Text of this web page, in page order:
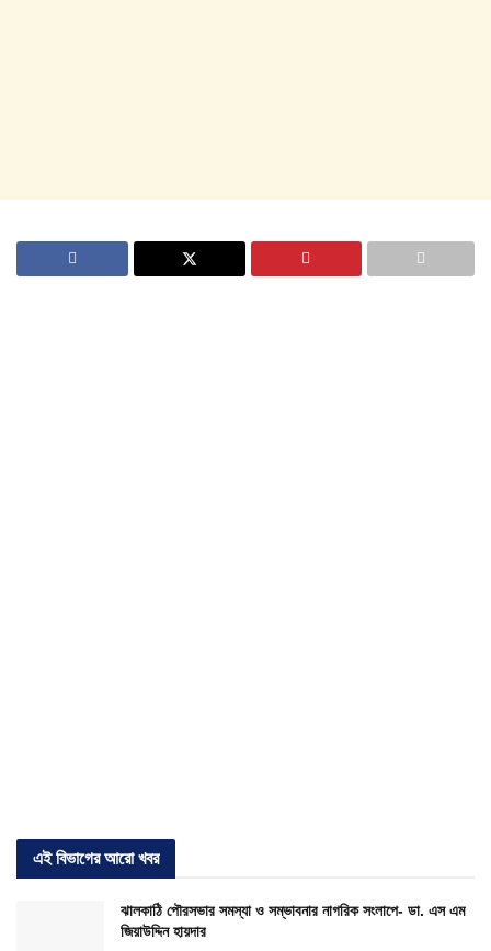
এই বিভাগের আরো খবর
ঝালকাঠি পৌরসভার সমস্যা ও সম্ভাবনার নাগরিক সংলাপে- ডা. এস এম
জিয়াউদ্দিন হায়দার